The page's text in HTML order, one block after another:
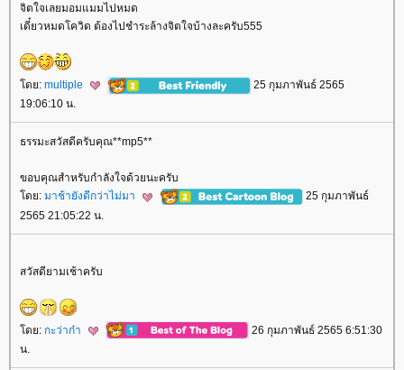
จิตใจเลยมอมแมมไปหมด
เดี๋ยวหมดโควิด ต้องไปชำระล้างจิตใจบ้างละครับ555
ดย: multiple
25 กุมภาพันธ์ 2565
19:06:10 น.
ธรรมะสวัสดีครับคุณ**mp5**
ขอบคุณสำหรับกำลังใจด้วยนะครับ
ดย: มาช้ายังดีกว่าไม่มา
25 กุมภาพันธ์
2565 21:05:22 น.
สวัสดียามเช้าครับ
ดย: กะว่าก๋า
26 กุมภาพันธ์ 2565 6:51:30
น.